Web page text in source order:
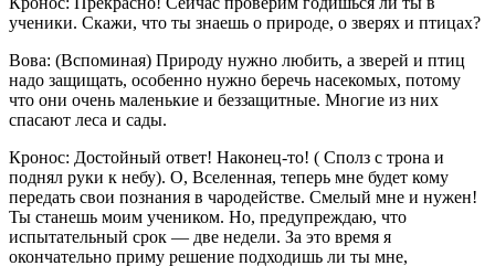
ученики. Скажи, что ты знаешь о природе, о зверях и птицах?
Вова: (Вспоминая) Природу нужно любить, а зверей и птиц
надо защищать, особенно нужно беречь насекомых, потому
что они очень маленькие и беззащитные. Многие из них
спасают леса и сады.
Кронос: Достойный ответ! Наконец-то! ( Сполз с трона и
поднял руки к небу). О, Вселенная, теперь мне будет кому
передать свои познания в чародействе. Смелый мне и нужен!
Ты станешь моим учеником. Но, предупреждаю, что
испытательный срок — две недели. За это время я
окончательно приму решение подходишь ли ты мне,